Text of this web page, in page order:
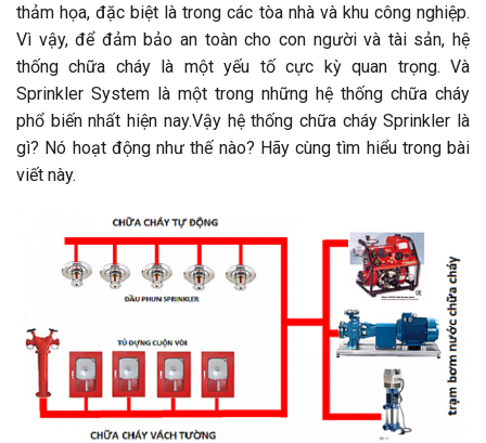
thảm họa, đặc biệt là trong các tòa nhà và khu công nghiệp.
Vì vậy, để đảm bảo an toàn cho con người và tài sản, hệ
thống chữa cháy là một yếu tố cực kỳ quan trọng. Và
Sprinkler System là một trong những hệ thống chữa cháy
phổ biến nhất hiện nay.Vậy hệ thống chữa cháy Sprinkler là
gì? Nó hoạt động như thế nào? Hãy cùng tìm hiểu trong bài
viết này.